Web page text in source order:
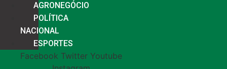
AGRONEGÓCIO
POLÍTICA
NACIONAL
ESPORTES
Facebook Twitter Youtube